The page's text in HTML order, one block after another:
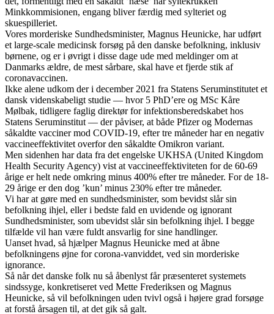
Minkkommisionen, engang bliver færdig med sylteriet og
skuespilleriet.
Vores morderiske Sundhedsminister, Magnus Heunicke, har udført
et large-scale medicinsk forsøg på den danske befolkning, inklusiv
børnene, og er i øvrigt i disse dage ude med meldinger om at
Danmarks ældre, de mest sårbare, skal have et fjerde stik af
coronavaccinen.
Ikke alene udkom der i december 2021 fra Statens Seruminstitutet et
dansk videnskabeligt studie — hvor 5 PhD’ere og MSc Kåre
Mølbak, tidligere faglig direktør for infektionsberedskabet hos
Statens Seruminstitut — der påviser, at både Pfizer og Modernas
såkaldte vacciner mod COVID-19, efter tre måneder har en negativ
vaccineeffektivitet overfor den såkaldte Omikron variant.
Men sidenhen har data fra det engelske UKHSA (United Kingdom
Health Security Agency) vist at vaccineeffektiviteten for de 60-69
årige er helt nede omkring minus 400% efter tre måneder. For de 18-
29 årige er den dog ’kun’ minus 230% efter tre måneder.
Vi har at gøre med en sundhedsminister, som bevidst slår sin
befolkning ihjel, eller i bedste fald en uvidende og ignorant
Sundhedsminister, som ubevidst slår sin befolkning ihjel. I begge
tilfælde vil han være fuldt ansvarlig for sine handlinger.
Uanset hvad, så hjælper Magnus Heunicke med at åbne
befolkningens øjne for corona-vanviddet, ved sin morderiske
ignorance.
Så når det danske folk nu så åbenlyst får præsenteret systemets
sindssyge, konkretiseret ved Mette Frederiksen og Magnus
Heunicke, så vil befolkningen uden tvivl også i højere grad forsøge
at forstå årsagen til, at det gik så galt.